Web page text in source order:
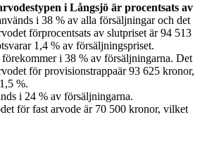
i Långsjö är procentsats av
i 38 % av alla försäljningar och det
förprocentsats av slutpriset är 94 513
1,4 % av försäljningspriset.
förekommer i 38 % av försäljningarna. Det
för provisionstrappaär 93 625 kronor,
1,5 %.
i 24 % av försäljningarna.
för fast arvode är 70 500 kronor, vilket